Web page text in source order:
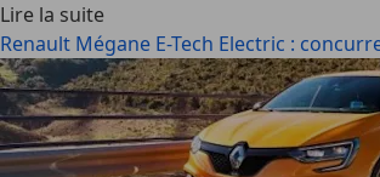
Lire la suite
Renault Mégane E-Tech Electric :